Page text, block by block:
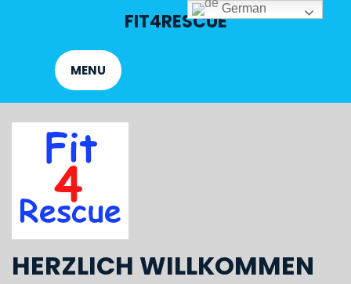
FIT4RESCUE
MENU
HERZLICH WILLKOMMEN
German